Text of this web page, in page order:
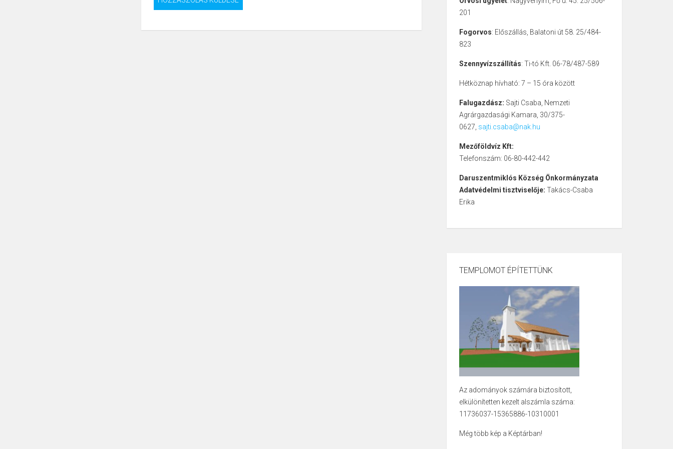
201
Fogorvos: Előszállás, Balatoni út 58. 25/484-
823
Szennyvízszállítás: Ti-tó Kft. 06-78/487-589
Hétköznap hívható: 7 – 15 óra között
Falugazdász: Sajti Csaba, Nemzeti
Agrárgazdasági Kamara, 30/375-
0627, sajti.csaba@nak.hu
Mezőföldvíz Kft:
Telefonszám: 06-80-442-442
Daruszentmiklós Község Önkormányzata
Adatvédelmi tisztviselője: Takács-Csaba
Erika
TEMPLOMOT ÉPÍTETTÜNK
Az adományok számára biztosított,
elkülönítetten kezelt alszámla száma:
11736037-15365886-10310001
Még több kép a Képtárban!